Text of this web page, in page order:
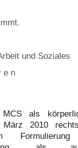
und Soziales
e n
als
2010